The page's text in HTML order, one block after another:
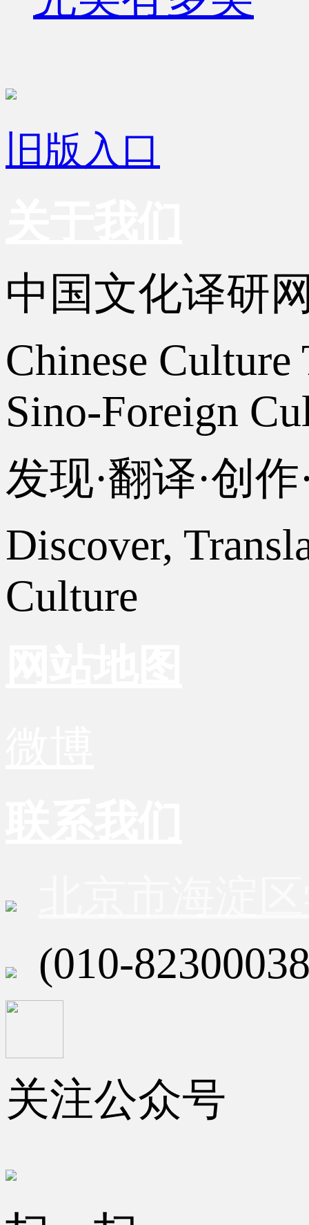
旧版入口
中国文化译研
Chinese
Sino-Foreign
发现·翻译·创
Discover,
Culture
(010-
关注公众号